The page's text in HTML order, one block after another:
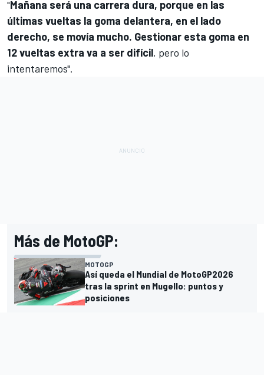
"Mañana será una carrera dura, porque en las
últimas vueltas la goma delantera, en el lado
derecho, se movía mucho. Gestionar esta goma en
12 vueltas extra va a ser difícil, pero lo
intentaremos".
Más de MotoGP:
MOTOGP
Así queda el Mundial de MotoGP2026
tras la sprint en Mugello: puntos y
posiciones